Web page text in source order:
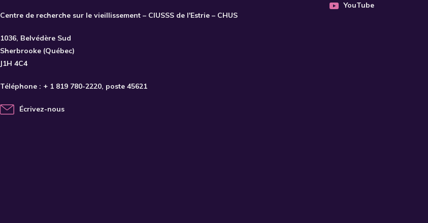
Centre de recherche sur le vieillissement – CIUSSS de l'Estrie – CHUS
1036, Belvédère Sud
Sherbrooke (Québec)
J1H 4C4
Téléphone : + 1 819 780-2220, poste 45621
Écrivez-nous
YouTube